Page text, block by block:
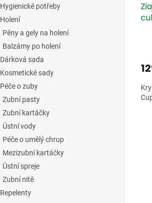
Hygienické potřeby
Holení
Pěny a gely na holení
Balzámy po holení
Dárková sada
Kosmetické sady
Péče o zuby
Zubní pasty
Zubní kartáčky
Ústní vody
Péče o umělý chrup
Mezizubní kartáčky
Ústní spreje
Zubní nitě
Repelenty